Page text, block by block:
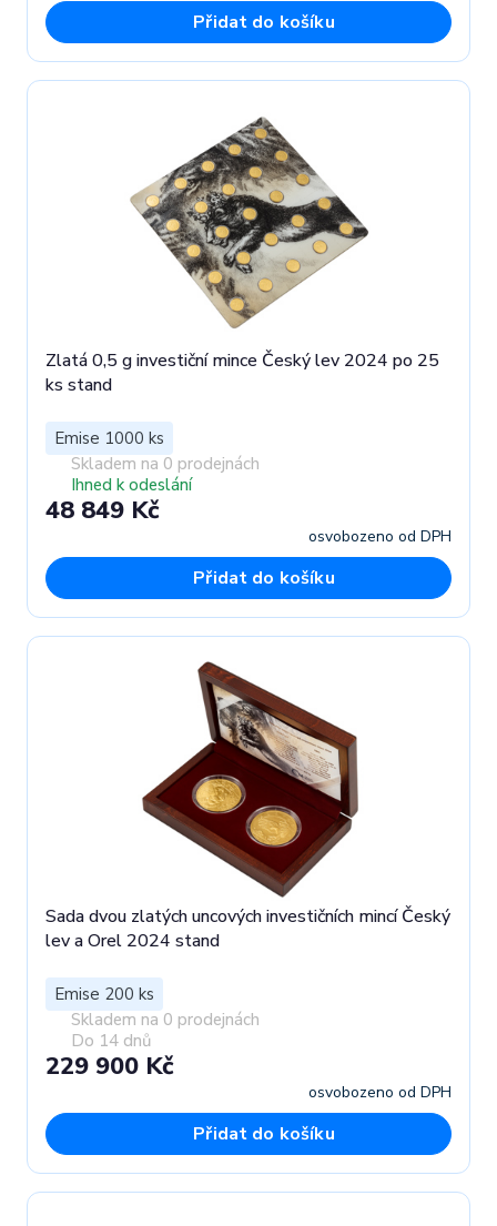
Přidat do košíku
Zlatá 0,5 g investiční mince Český lev 2024 po 25
ks stand
Emise 1000 ks
Skladem na 0 prodejnách
Ihned k odeslání
48 849 Kč
osvobozeno od DPH
Přidat do košíku
Sada dvou zlatých uncových investičních mincí Český
lev a Orel 2024 stand
Emise 200 ks
Skladem na 0 prodejnách
Do 14 dnů
229 900 Kč
osvobozeno od DPH
Přidat do košíku